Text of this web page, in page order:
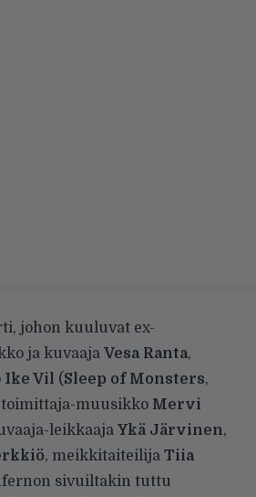
johon kuuluvat ex-
ja kuvaaja Vesa Ranta,
Ike Vil (Sleep of Monsters,
toimittaja-muusikko Mervi
leikkaaja Ykä Järvinen,
, meikkitaiteilija Tiia
sivuiltakin tuttu